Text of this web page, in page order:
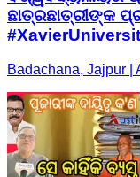
ଛାତ୍ରଛାତ୍ରୀଙ୍କ
Badachana, Jajpur |